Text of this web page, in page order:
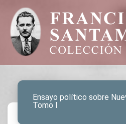
Ensayo político sobre
Tomo I